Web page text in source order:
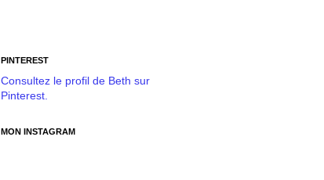
PINTEREST
Consultez le profil de Beth sur
Pinterest.
MON INSTAGRAM